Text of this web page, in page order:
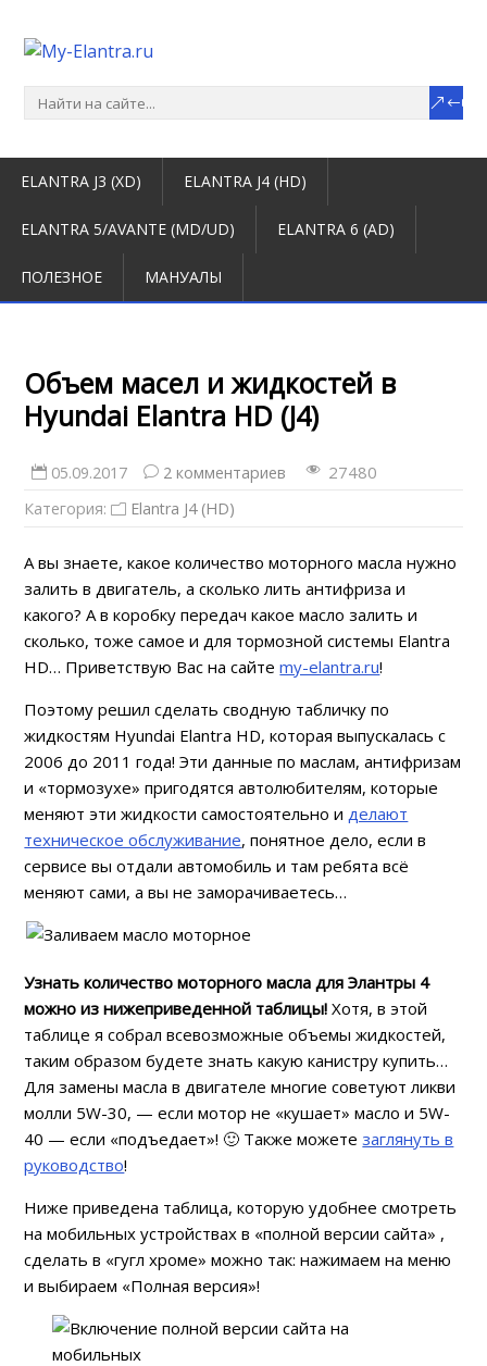
ELANTRA J3 (XD) ELANTRA J4 (HD)
ELANTRA 5/AVANTE (MD/UD) ELANTRA 6 (AD)
ПОЛЕЗНОЕ МАНУАЛЫ
Объем масел и жидкостей в
Hyundai Elantra HD (J4)
05.09.2017 2 комментариев 27480
Категория: Elantra J4 (HD)
А вы знаете, какое количество моторного масла нужно
залить в двигатель, а сколько лить антифриза и
какого? А в коробку передач какое масло залить и
сколько, тоже самое и для тормозной системы Elantra
HD… Приветствую Вас на сайтеmy-elantra.ru!
Поэтому решил сделать сводную табличку по
жидкостям Hyundai Elantra HD, которая выпускалась c
2006 до 2011 года! Эти данные по маслам, антифризам
и «тормозухе» пригодятся автолюбителям, которые
меняют эти жидкости самостоятельно иделают
техническое обслуживание, понятное дело, если в
сервисе вы отдали автомобиль и там ребята всё
меняют сами, а вы не заморачиваетесь…
Узнать количество моторного масла для Элантры 4
можно из нижеприведенной таблицы! Хотя, в этой
таблице я собрал всевозможные объемы жидкостей,
таким образом будете знать какую канистру купить…
Для замены масла в двигателе многие советуют ликви
молли 5W-30, — если мотор не «кушает» масло и 5W-
40 — если «подъедает»! 🙂 Также можетезаглянуть в
руководство!
Ниже приведена таблица, которую удобнее смотреть
на мобильных устройствах в «полной версии сайта» ,
сделать в «гугл хроме» можно так: нажимаем на меню
и выбираем «Полная версия»!